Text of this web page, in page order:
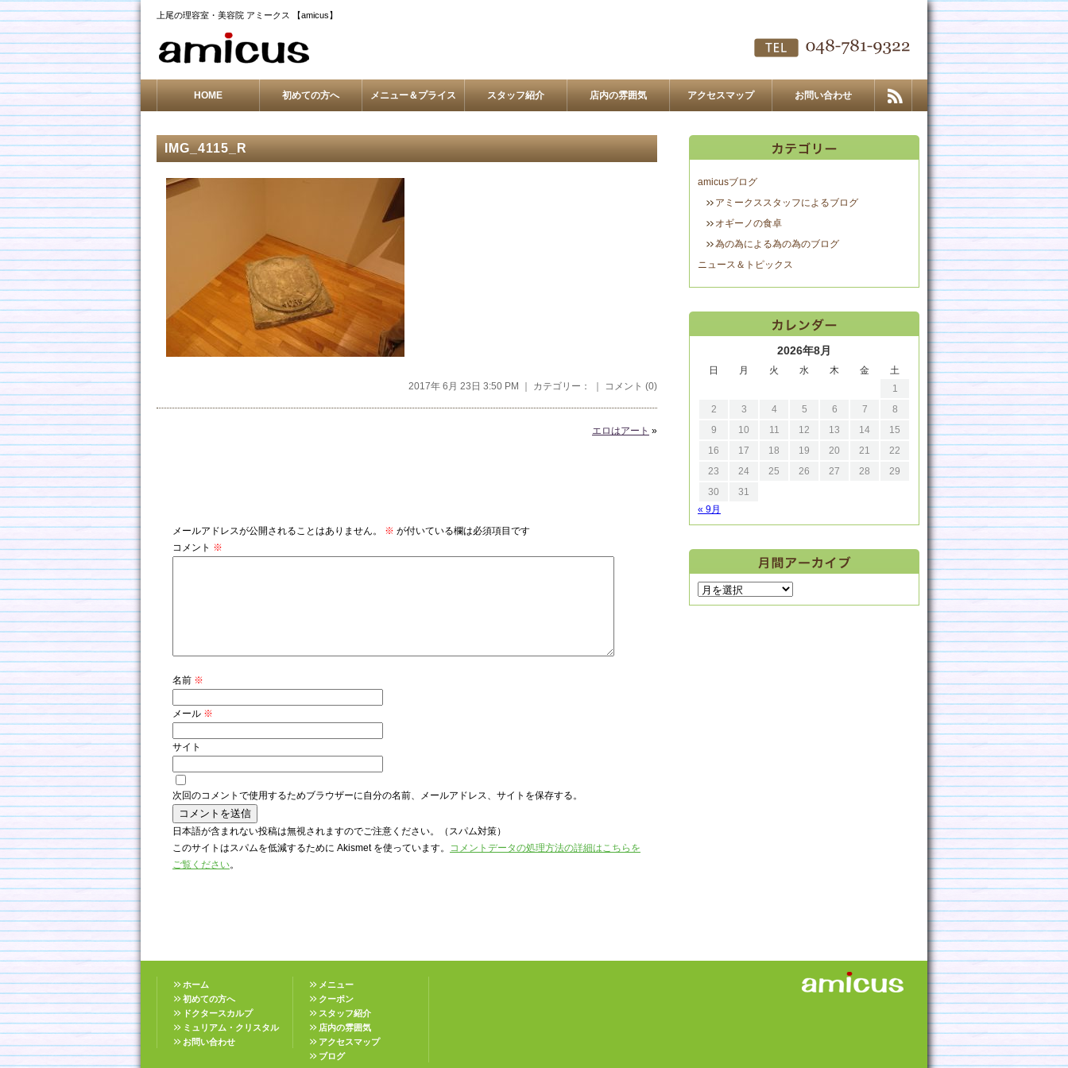
上尾の理容室・美容院 アミークス 【amicus】
HOME 初めての方へ メニュー＆プライス スタッフ紹介 店内の雰囲気 アクセスマップ お問い合わせ
IMG_4115_R
2017年 6月 23日 3:50 PM ｜ カテゴリー： ｜ コメント (0)
エロはアート »
メールアドレスが公開されることはありません。 ※ が付いている欄は必須項目です
コメント ※
名前 ※
メール ※
サイト
次回のコメントで使用するためブラウザーに自分の名前、メールアドレス、サイトを保存する。
日本語が含まれない投稿は無視されますのでご注意ください。（スパム対策）
このサイトはスパムを低減するために Akismet を使っています。 コメントデータの処理方法の詳細はこちらを
ご覧ください。
amicusブログ
アミークススタッフによるブログ
オギーノの食卓
為の為による為の為のブログ
ニュース＆トピックス
2026年8月
日 月 火 水 木 金
土
1
2
3 4 5 6 7
8
9
10 11 12 13 14
15
16
17 18 19 20 21
22
23
24 25 26 27 28
29
30
31
« 9月
ホーム
初めての方へ
ドクタースカルプ
ミュリアム・クリスタル
お問い合わせ
メニュー
クーポン
スタッフ紹介
店内の雰囲気
アクセスマップ
ブログ